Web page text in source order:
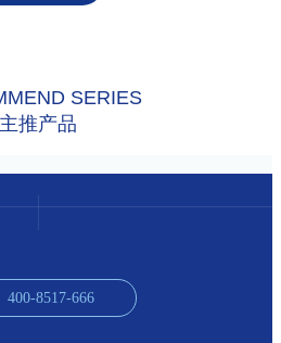
SERIES
主推产品
400-8517-666